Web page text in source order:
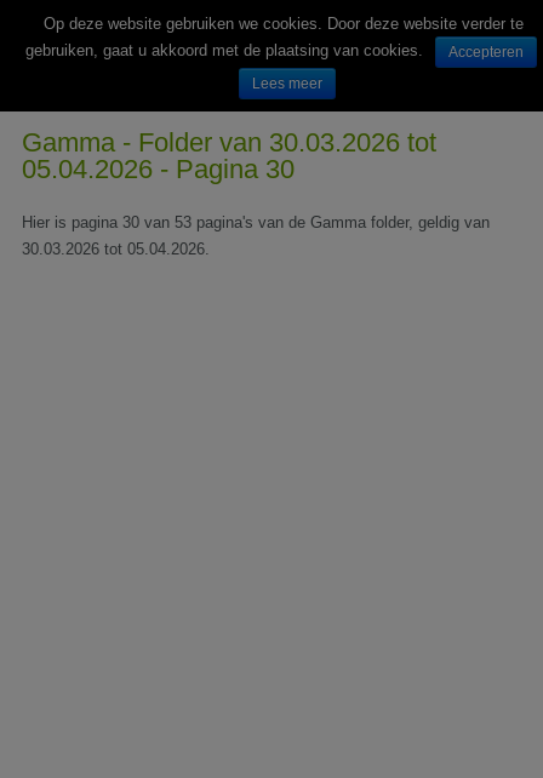
Wekelijks nieuwe folders van Nederlandse supermarkten en winkels
Gamma - Folder van 30.03.2026 tot
05.04.2026 - Pagina 30
Hier is pagina 30 van 53 pagina's van de Gamma folder, geldig van
30.03.2026 tot 05.04.2026.
Op deze website gebruiken we cookies. Door deze website verder te
gebruiken, gaat u akkoord met de plaatsing van cookies.
Accepteren
Lees meer